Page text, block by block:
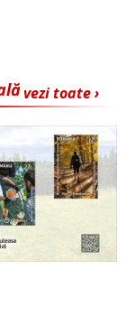
vezi toate ›